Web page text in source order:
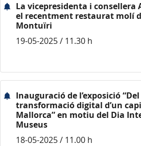
La vicepresidenta i consellera
el recentment restaurat molí
Montuïri
19-05-2025 / 11.30 h
Inauguració de l’exposició
transformació digital d’un
Mallorca” en motiu del Dia
Museus
18-05-2025 / 11.00 h